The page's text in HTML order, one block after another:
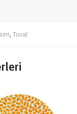
, Tuval